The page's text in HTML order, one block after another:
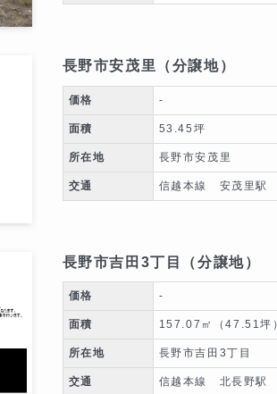
長野市安茂里（分譲地）
価格 -
面積 53.45坪
所在地 長野市安茂里
交通 信越本線 安茂里駅
長野市吉田3丁目（分譲地）
価格 -
面積 157.07㎡（47.51坪
所在地 長野市吉田3丁目
交通 信越本線 北長野駅